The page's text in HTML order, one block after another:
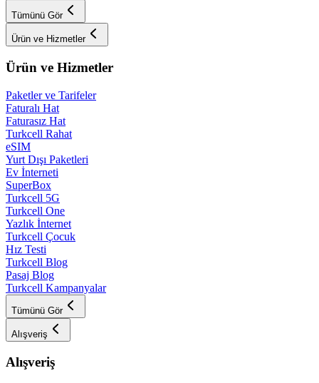
Tümünü Gör
Ürün ve Hizmetler
Ürün ve Hizmetler
Paketler ve Tarifeler
Faturalı Hat
Faturasız Hat
Turkcell Rahat
eSIM
Yurt Dışı Paketleri
Ev İnterneti
SuperBox
Turkcell 5G
Turkcell One
Yazlık İnternet
Turkcell Çocuk
Hız Testi
Turkcell Blog
Pasaj Blog
Turkcell Kampanyalar
Tümünü Gör
Alışveriş
Alışveriş